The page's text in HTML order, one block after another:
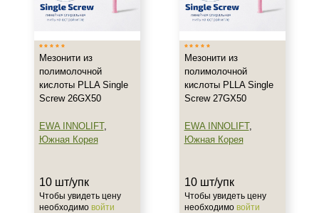
Мезонити из
полимолочной
кислоты PLLA Single
Screw 26GX50
EWA INNOLIFT,
Южная Корея
10 шт/упк
Чтобы увидеть цену
необходимо войти
Мезонити из
полимолочной
кислоты PLLA Single
Screw 27GX50
EWA INNOLIFT,
Южная Корея
10 шт/упк
Чтобы увидеть цену
необходимо войти